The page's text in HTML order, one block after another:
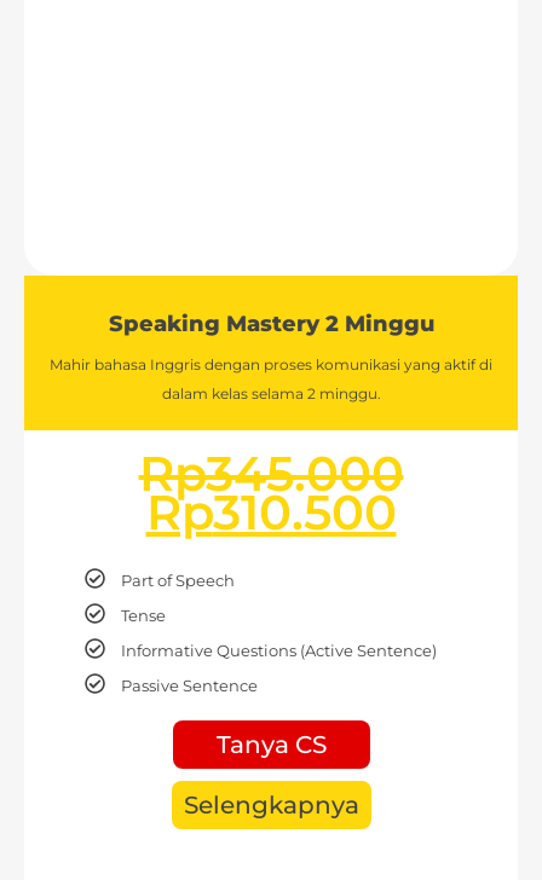
Speaking Mastery 2 Minggu
Mahir bahasa Inggris dengan proses komunikasi yang aktif di
dalam kelas selama 2 minggu.
Rp345.000
Rp310.500
Part of Speech
Tense
Informative Questions (Active Sentence)
Passive Sentence
Tanya CS
Selengkapnya